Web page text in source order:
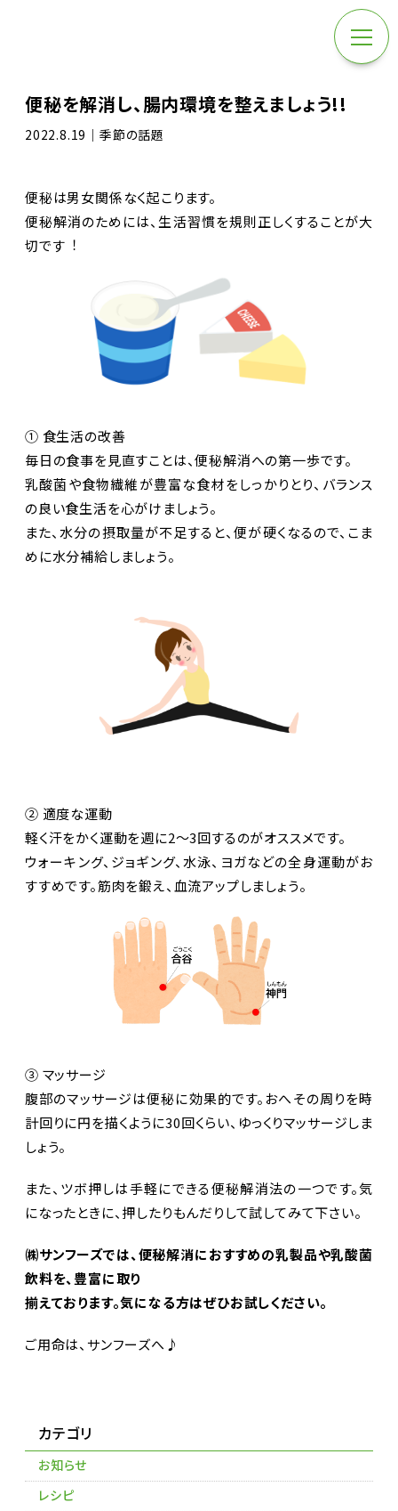
便秘を解消し、腸内環境を整えましょう!!
2022.8.19｜季節の話題
便秘は男女関係なく起こります。
便秘解消のためには、生活習慣を規則正しくすることが大
切です︕
① 食生活の改善
毎日の食事を見直すことは、便秘解消への第一歩です。
乳酸菌や食物繊維が豊富な食材をしっかりとり、バランス
の良い食生活を心がけましょう。
また、水分の摂取量が不足すると、便が硬くなるので、こま
めに水分補給しましょう。
② 適度な運動
軽く汗をかく運動を週に2～3回するのがオススメです。
ウォーキング、ジョギング、水泳、ヨガなどの全身運動がお
すすめです。筋肉を鍛え、血流アップしましょう。
③ マッサージ
腹部のマッサージは便秘に効果的です。おへその周りを時
計回りに円を描くように30回くらい、ゆっくりマッサージしま
しょう。
また、ツボ押しは手軽にできる便秘解消法の一つです。気
になったときに、押したりもんだりして試してみて下さい。
㈱サンフーズでは、便秘解消におすすめの乳製品や乳酸菌
飲料を、豊富に取り
揃えております。気になる方はぜひお試しください。
ご用命は、サンフーズへ♪
カテゴリ
お知らせ
レシピ